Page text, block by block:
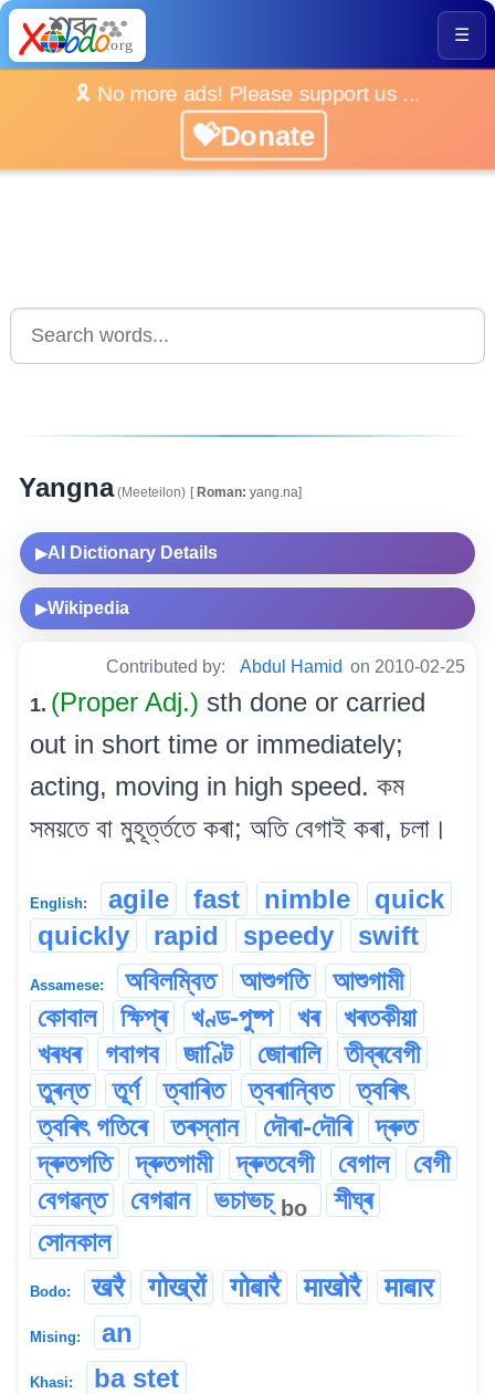
☰
🎗️ No more ads! Please support us ...
💝Donate
Yangna(Meeteilon) [Roman: yang.na]
▶AI Dictionary Details
▶Wikipedia
Contributed by: Abdul Hamid on 2010-02-25
1. (Proper Adj.) sth done or carried
out in short time or immediately;
acting, moving in high speed. কম
সময়তে বা মুহূৰ্ত্ততে কৰা; অতি বেগাই কৰা, চলা।
English: agile fast nimble
quick
quickly
rapid speedy swift
Assamese: অবিলম্বিত আশুগতি
আশুগামী
কোবাল
ক্ষিপ্ৰ খণ্ড-পুষ্প খৰ
খৰতকীয়া
খৰধৰ
গবাগব জাণ্টি জোৰালি
তীব্ৰবেগী
তুৰন্ত
তূৰ্ণ ত্বাৰিত ত্বৰান্বিত
ত্বৰিৎ
ত্বৰিৎ গতিৰে
তৰস্নান দৌৰা-দৌৰি
দ্ৰুত
দ্ৰুতগতি
দ্ৰুতগামী দ্ৰুতবেগী বেগাল
বেগী
বেগৱন্ত
বেগৱান ভচাভচ্ bo
শীঘ্ৰ
সোনকাল
Bodo: खरै गोख्रों गोबारै माखोरै माबार
Mising: an
Khasi: ba stet